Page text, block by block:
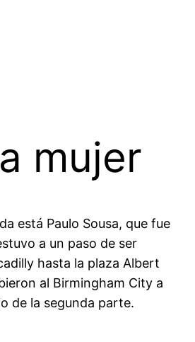
mujer
está Paulo Sousa, que fue
a un paso de ser
hasta la plaza Albert
al Birmingham City a
de la segunda parte.